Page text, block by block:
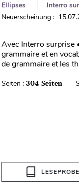
Ellipses
Interro
Neuerscheinung :
Avec Interro surprise
grammaire et en
de grammaire et les
Seiten : 304 Seiten
LESEPROBE